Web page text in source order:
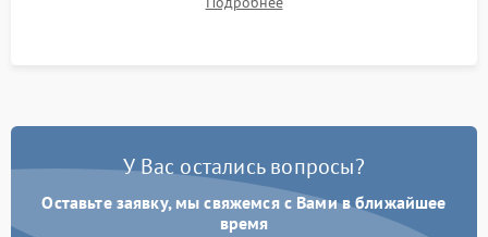
посторонних стуков и протечек под корпусом.
У Вас остались вопросы?
Оставьте заявку, мы свяжемся с Вами в ближайшее
время